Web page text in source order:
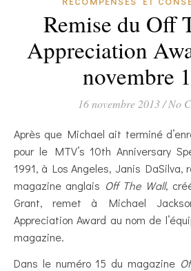
Remise du Off
Appreciation
novembre
16 novembre 2013/ No
Après que Michael ait terminé d’enregistrer sa prestation
pour le MTV’s 10th Anniversary
1991, à Los Angeles, Janis DaSilva,
magazine anglais Off The Wall,
Grant, remet à Michael
Appreciation Award au nom de
magazine.
Dans le numéro 15 du magazine